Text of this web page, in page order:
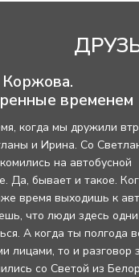
временем
когда мы дружили
и Ирина. Со
на автобусной
Да, бывает и такое.
время выходишь к
что люди здесь
А когда ты полгода
лицами, то и разговор
со Светой из